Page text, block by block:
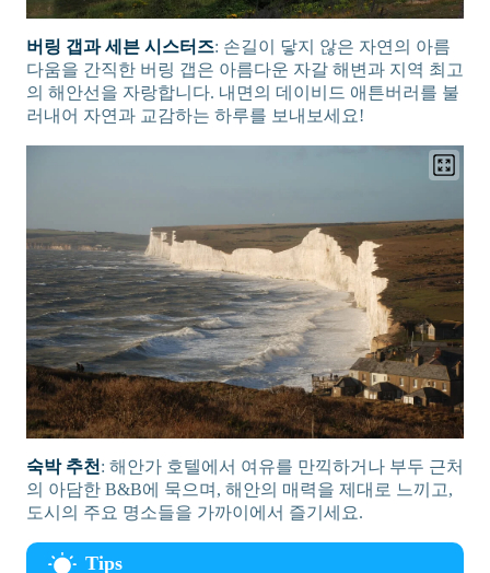
버링 갭과 세븐 시스터즈: 손길이 닿지 않은 자연의 아름
다움을 간직한 버링 갭은 아름다운 자갈 해변과 지역 최고
의 해안선을 자랑합니다. 내면의 데이비드 애튼버러를 불
러내어 자연과 교감하는 하루를 보내보세요!
숙박 추천 : 해안가 호텔에서 여유를 만끽하거나 부두 근처
의 아담한 B&B에 묵으며, 해안의 매력을 제대로 느끼고,
도시의 주요 명소들을 가까이에서 즐기세요.